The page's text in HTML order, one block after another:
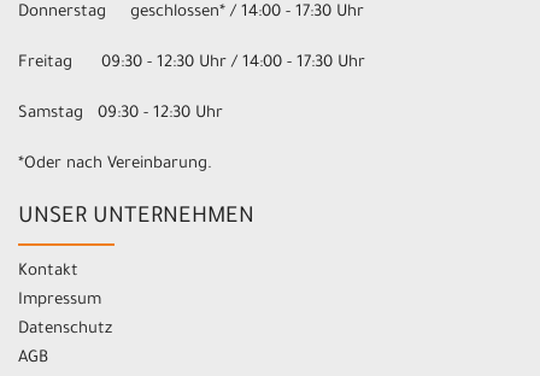
Donnerstag geschlossen* / 14:00 - 17:30 Uhr
Freitag 09:30 - 12:30 Uhr / 14:00 - 17:30 Uhr
Samstag 09:30 - 12:30 Uhr
*Oder nach Vereinbarung.
UNSER UNTERNEHMEN
Kontakt
Impressum
Datenschutz
AGB